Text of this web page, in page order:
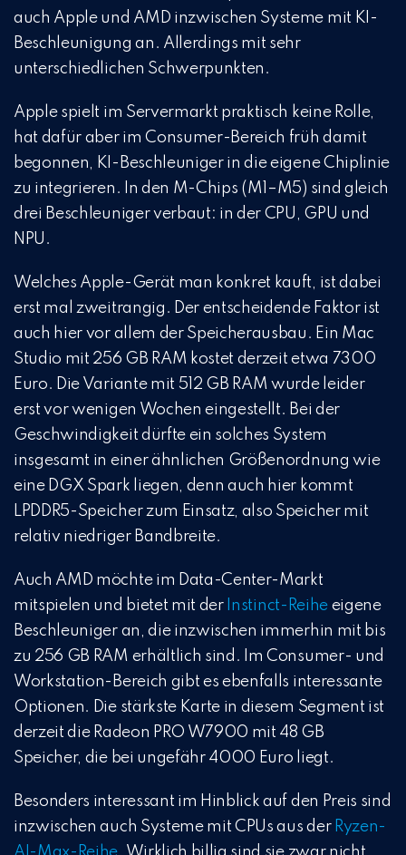
auch Apple und AMD inzwischen Systeme mit KI-
Beschleunigung an. Allerdings mit sehr
unterschiedlichen Schwerpunkten.
Apple spielt im Servermarkt praktisch keine Rolle,
hat dafür aber im Consumer-Bereich früh damit
begonnen, KI-Beschleuniger in die eigene Chiplinie
zu integrieren. In den M-Chips (M1–M5) sind gleich
drei Beschleuniger verbaut: in der CPU, GPU und
NPU.
Welches Apple-Gerät man konkret kauft, ist dabei
erst mal zweitrangig. Der entscheidende Faktor ist
auch hier vor allem der Speicherausbau. Ein Mac
Studio mit 256 GB RAM kostet derzeit etwa 7300
Euro. Die Variante mit 512 GB RAM wurde leider
erst vor wenigen Wochen eingestellt. Bei der
Geschwindigkeit dürfte ein solches System
insgesamt in einer ähnlichen Größenordnung wie
eine DGX Spark liegen, denn auch hier kommt
LPDDR5-Speicher zum Einsatz, also Speicher mit
relativ niedriger Bandbreite.
Auch AMD möchte im Data-Center-Markt
mitspielen und bietet mit der Instinct-Reihe eigene
Beschleuniger an, die inzwischen immerhin mit bis
zu 256 GB RAM erhältlich sind. Im Consumer- und
Workstation-Bereich gibt es ebenfalls interessante
Optionen. Die stärkste Karte in diesem Segment ist
derzeit die Radeon PRO W7900 mit 48 GB
Speicher, die bei ungefähr 4000 Euro liegt.
Besonders interessant im Hinblick auf den Preis sind
inzwischen auch Systeme mit CPUs aus der Ryzen-